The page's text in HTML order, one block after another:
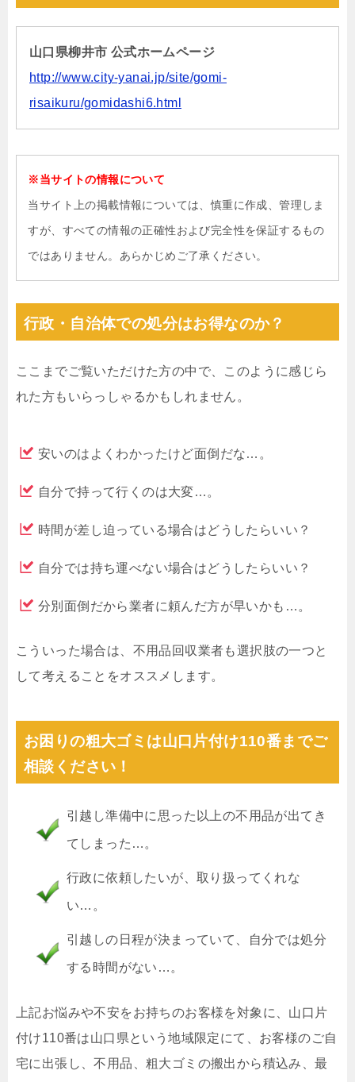
山口県柳井市 公式ホームページ
http://www.city-yanai.jp/site/gomi-
risaikuru/gomidashi6.html
※当サイトの情報について
当サイト上の掲載情報については、慎重に作成、管理しま
すが、すべての情報の正確性および完全性を保証するもの
ではありません。あらかじめご了承ください。
行政・自治体での処分はお得なのか？
ここまでご覧いただけた方の中で、このように感じら
れた方もいらっしゃるかもしれません。
安いのはよくわかったけど面倒だな…。
自分で持って行くのは大変…。
時間が差し迫っている場合はどうしたらいい？
自分では持ち運べない場合はどうしたらいい？
分別面倒だから業者に頼んだ方が早いかも…。
こういった場合は、不用品回収業者も選択肢の一つと
して考えることをオススメします。
お困りの粗大ゴミは山口片付け110番までご
相談ください！
引越し準備中に思った以上の不用品が出てき
てしまった…。
行政に依頼したいが、取り扱ってくれな
い…。
引越しの日程が決まっていて、自分では処分
する時間がない…。
上記お悩みや不安をお持ちのお客様を対象に、山口片
付け110番は山口県という地域限定にて、お客様のご自
宅に出張し、不用品、粗大ゴミの搬出から積込み、最